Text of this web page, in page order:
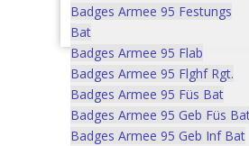
Badges Armee 95 Festungs
Bat
Badges Armee 95 Flab
Badges Armee 95 Flghf Rgt.
Badges Armee 95 Füs Bat
Badges Armee 95 Geb Füs
Badges Armee 95 Geb Inf Bat